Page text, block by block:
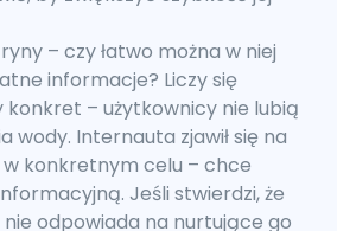
– czy łatwo można w niej
informacje? Liczy się
– użytkownicy nie lubią
wody. Internauta zjawił się na
w konkretnym celu – chce
Jeśli stwierdzi, że
odpowiada na nurtujące go